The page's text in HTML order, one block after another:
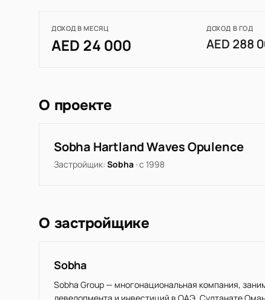
ДОХОД В МЕСЯЦ
AED 24 000
ДОХОД В ГОД
AED 288
О проекте
Sobha Hartland Waves Opulence
Застройщик: Sobha · с 1998
О застройщике
Sobha
Sobha Group — многонациональная компания,